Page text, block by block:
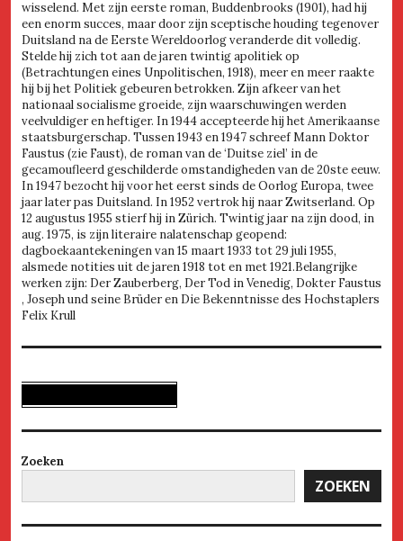
wisselend. Met zijn eerste roman, Buddenbrooks (1901), had hij
een enorm succes, maar door zijn sceptische houding tegenover
Duitsland na de Eerste Wereldoorlog veranderde dit volledig.
Stelde hij zich tot aan de jaren twintig apolitiek op
(Betrachtungen eines Unpolitischen, 1918), meer en meer raakte
hij bij het Politiek gebeuren betrokken. Zijn afkeer van het
nationaal socialisme groeide, zijn waarschuwingen werden
veelvuldiger en heftiger. In 1944 accepteerde hij het Amerikaanse
staatsburgerschap. Tussen 1943 en 1947 schreef Mann Doktor
Faustus (zie Faust), de roman van de ‘Duitse ziel’ in de
gecamoufleerd geschilderde omstandigheden van de 20ste eeuw.
In 1947 bezocht hij voor het eerst sinds de Oorlog Europa, twee
jaar later pas Duitsland. In 1952 vertrok hij naar Zwitserland. Op
12 augustus 1955 stierf hij in Zürich. Twintig jaar na zijn dood, in
aug. 1975, is zijn literaire nalatenschap geopend:
dagboekaantekeningen van 15 maart 1933 tot 29 juli 1955,
alsmede notities uit de jaren 1918 tot en met 1921.Belangrijke
werken zijn: Der Zauberberg, Der Tod in Venedig, Dokter Faustus
, Joseph und seine Brüder en Die Bekenntnisse des Hochstaplers
Felix Krull
Zoeken
ZOEKEN